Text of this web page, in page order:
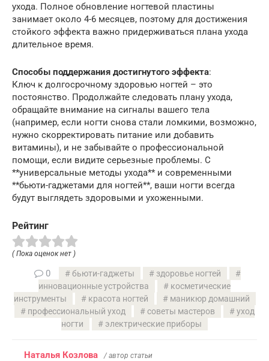
ухода. Полное обновление ногтевой пластины
занимает около 4-6 месяцев, поэтому для достижения
стойкого эффекта важно придерживаться плана ухода
длительное время.
Способы поддержания достигнутого эффекта:
Ключ к долгосрочному здоровью ногтей – это
постоянство. Продолжайте следовать плану ухода,
обращайте внимание на сигналы вашего тела
(например, если ногти снова стали ломкими, возможно,
нужно скорректировать питание или добавить
витамины), и не забывайте о профессиональной
помощи, если видите серьезные проблемы. С
**универсальные методы ухода** и современными
**бьюти-гаджетами для ногтей**, ваши ногти всегда
будут выглядеть здоровыми и ухоженными.
Рейтинг
( Пока оценок нет )
0 бьюти-гаджеты
здоровье ногтей
инновационные устройства
косметические
инструменты
красота ногтей
маникюр домашний
профессиональный уход
советы мастеров
уход
ногти
электрические приборы
Наталья Козлова / автор статьи